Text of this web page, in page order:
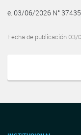
e. 03/06/2026 N°
Fecha de publicación 03/